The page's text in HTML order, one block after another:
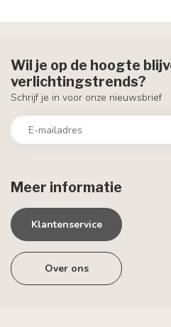
Meer informatie
Klantenservice
Over ons
Wil je op de hoogte
verlichtingstrends?
Schrijf je in voor onze nieuwsbrief